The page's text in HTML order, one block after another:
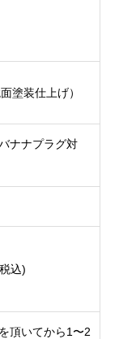
塗装仕上げ）
ナナプラグ対
込)
頂いてから1〜2